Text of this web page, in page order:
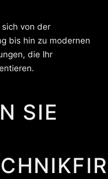
von der
bis hin zu modernen
die Ihr
SIE